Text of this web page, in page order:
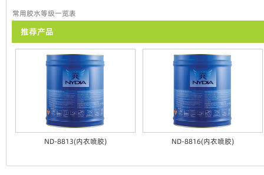
常用胶水等级一览表
推荐产品
ND-8813(内衣喷胶) ND-8816(内衣喷胶)